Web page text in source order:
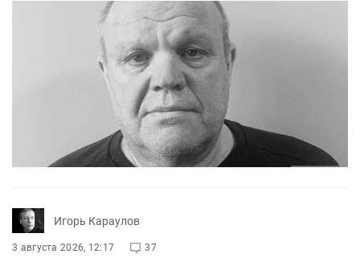
Игорь Караулов
3 августа 2026, 12:17 37